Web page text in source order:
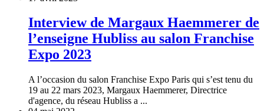
Interview de Margaux Haemmerer de
l’enseigne Hubliss au salon Franchise
Expo 2023
A l’occasion du salon Franchise Expo Paris qui s’est tenu du
19 au 22 mars 2023, Margaux Haemmerer, Directrice
d'agence, du réseau Hubliss a ...